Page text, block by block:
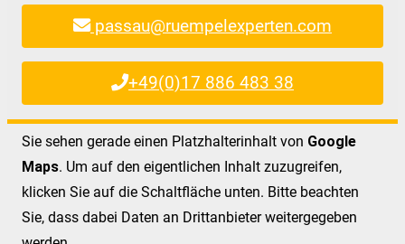
passau@ruempelexperten.com
+49(0)17 886 483 38
Sie sehen gerade einen Platzhalterinhalt von Google
Maps. Um auf den eigentlichen Inhalt zuzugreifen,
klicken Sie auf die Schaltfläche unten. Bitte beachten
Sie, dass dabei Daten an Drittanbieter weitergegeben